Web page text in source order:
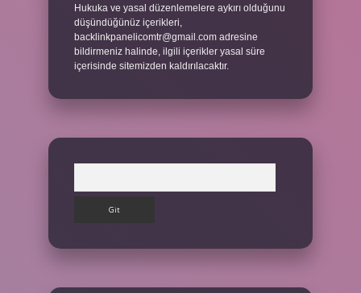
Hukuka ve yasal düzenlemelere aykırı olduğunu
düşündüğünüz içerikleri,
backlinkpanelicomtr@gmail.com adresine
bildirmeniz halinde, ilgili içerikler yasal süre
içerisinde sitemizden kaldırılacaktır.